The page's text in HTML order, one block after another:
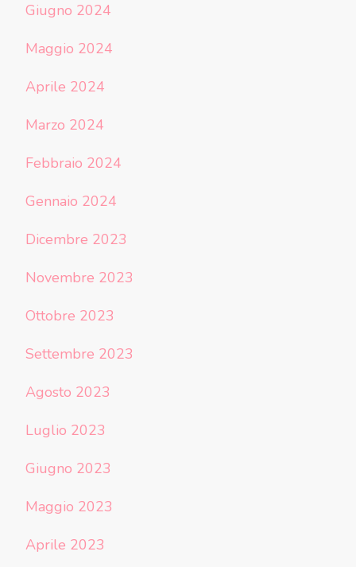
Giugno 2024
Maggio 2024
Aprile 2024
Marzo 2024
Febbraio 2024
Gennaio 2024
Dicembre 2023
Novembre 2023
Ottobre 2023
Settembre 2023
Agosto 2023
Luglio 2023
Giugno 2023
Maggio 2023
Aprile 2023